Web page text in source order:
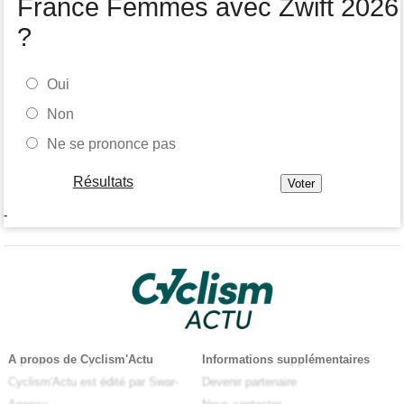
France Femmes avec Zwift 2026
?
Oui
Non
Ne se prononce pas
Résultats
-
A propos de Cyclism'Actu
Cyclism'Actu est édité par Swar-
Informations supplémentaires
Devenir partenaire